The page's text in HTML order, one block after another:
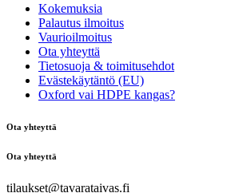
Kokemuksia
Palautus ilmoitus
Vaurioilmoitus
Ota yhteyttä
Tietosuoja & toimitusehdot
Evästekäytäntö (EU)
Oxford vai HDPE kangas?
Ota yhteyttä
Ota yhteyttä
tilaukset@tavarataivas.fi